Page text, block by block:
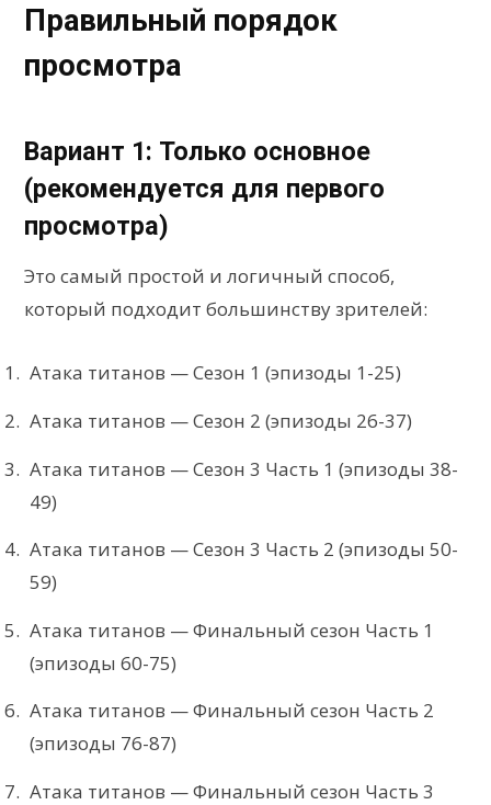
Правильный порядок
просмотра
Вариант 1: Только основное
(рекомендуется для первого
просмотра)
Это самый простой и логичный способ,
который подходит большинству зрителей:
Атака титанов — Сезон 1 (эпизоды 1-25)
Атака титанов — Сезон 2 (эпизоды 26-37)
Атака титанов — Сезон 3 Часть 1 (эпизоды 38-
49)
Атака титанов — Сезон 3 Часть 2 (эпизоды 50-
59)
Атака титанов — Финальный сезон Часть 1
(эпизоды 60-75)
Атака титанов — Финальный сезон Часть 2
(эпизоды 76-87)
Атака титанов — Финальный сезон Часть 3